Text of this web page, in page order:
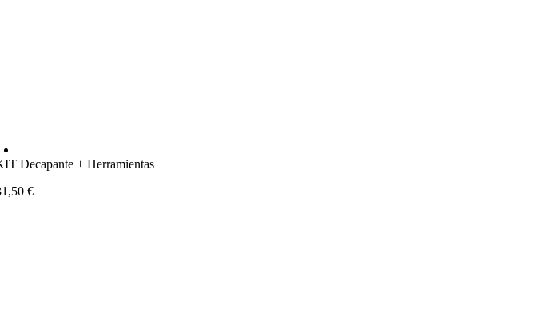
Decapante + Herramientas
€